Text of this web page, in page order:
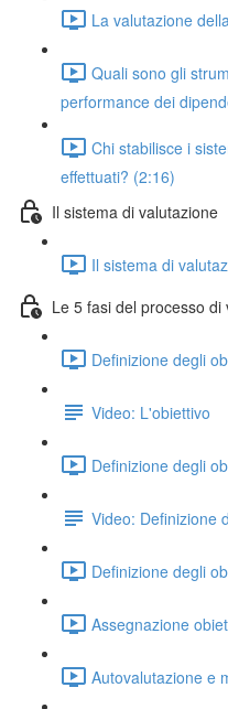
La valutazione
Quali sono gli
performance dei
Chi stabilisce i
effettuati? (2:16)
Il sistema di valutazione
Il sistema di
Le 5 fasi del processo di
Definizione degli
Video: L'obiettivo
Definizione degli
Video: Definizione
Definizione degli
Assegnazione
Autovalutazione e